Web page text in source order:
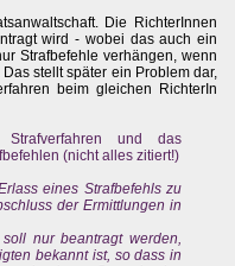
Die RichterInnen
wird - wobei das auch ein
Strafbefehle verhängen, wenn
stellt später ein Problem dar,
beim gleichen RichterIn
und das
(nicht alles zitiert!)
eines Strafbefehls zu
der Ermittlungen in
nur beantragt werden,
bekannt ist, so dass in